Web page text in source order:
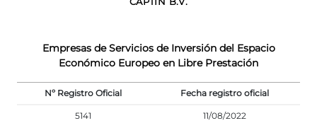
Empresas de Servicios de Inversión del Espacio
Económico Europeo en Libre Prestación
Nº Registro Oficial Fecha registro oficial
5141 11/08/2022